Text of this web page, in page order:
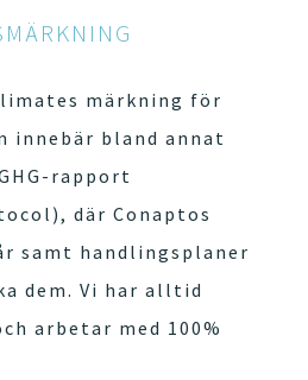
märkning för
innebär bland annat
rapport
där Conaptos
samt handlingsplaner
dem. Vi har alltid
arbetar med 100%